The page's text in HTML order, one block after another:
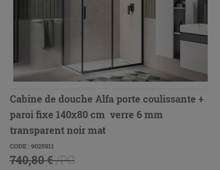
Cabine de douche Alfa porte coulissante +
paroi fixe 140x80 cm verre 6 mm
transparent noir mat
CODE : 9025911
740,80 €/PC